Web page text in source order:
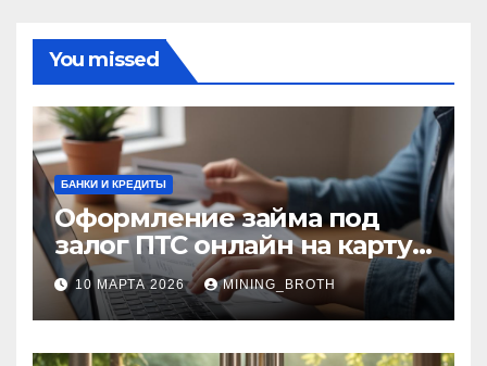
You missed
БАНКИ И КРЕДИТЫ
Оформление займа под
залог ПТС онлайн на карту
без визита в офис: порядок,
требования и документы
10 МАРТА 2026 MINING_BROTH